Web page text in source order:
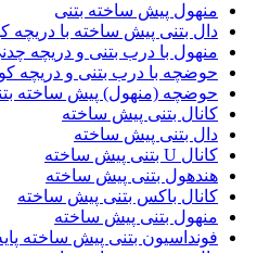
منهول پیش ساخته بتنی
دال بتنی پیش ساخته با دریچه
منهول با درب بتنی و دریچه
حوضچه با درب بتنی و دریچه
حوضچه (منهول) پیش ساخته
کانال بتنی پیش ساخته
دال بتنی پیش ساخته
کانال U بتنی پیش ساخته
هندهول بتنی پیش ساخته
کانال باکس بتنی پیش ساخته
منهول بتنی پیش ساخته
فونداسیون بتنی پیش ساخته